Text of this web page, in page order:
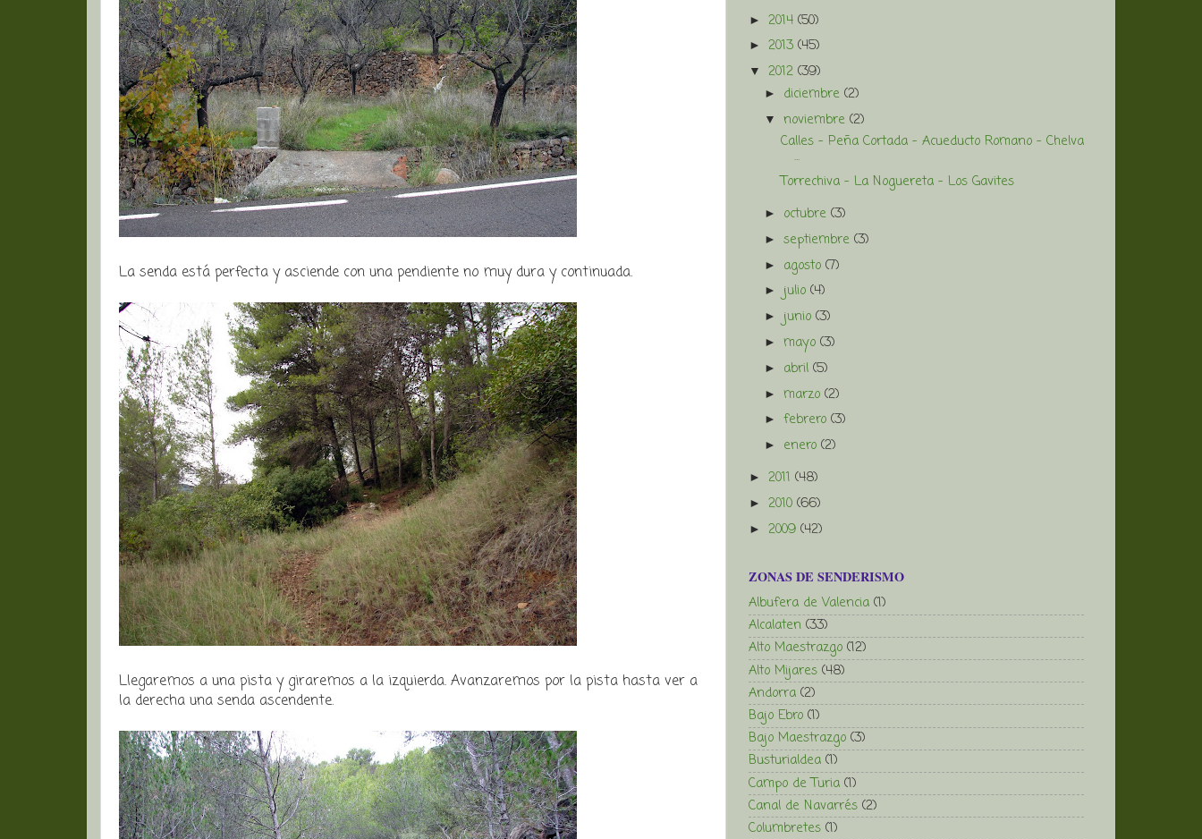
La senda está perfecta y asciende con una pendiente no muy dura y continuada.
Llegaremos a una pista y giraremos a la izquierda. Avanzaremos por la pista hasta ver a
la derecha una senda ascendente.
► 2014 (50)
► 2013 (45)
▼ 2012 (39)
► diciembre(2)
▼noviembre(2)
Calles - Peña Cortada - Acueducto Romano - Chelva
...
Torrechiva - La Noguereta - Los Gavites
► octubre(3)
►septiembre(3)
► agosto(7)
► julio(4)
► junio(3)
►mayo(3)
► abril(5)
►marzo(2)
►febrero(3)
► enero(2)
► 2011 (48)
► 2010 (66)
► 2009 (42)
ZONAS DE SENDERISMO
Albufera de Valencia (1)
Alcalaten (33)
Alto Maestrazgo (12)
Alto Mijares (48)
Andorra (2)
Bajo Ebro (1)
Bajo Maestrazgo (3)
Busturialdea (1)
Campo de Turia (1)
Canal de Navarrés (2)
Columbretes (1)